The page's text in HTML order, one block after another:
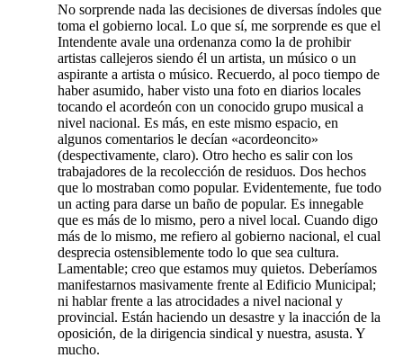
No sorprende nada las decisiones de diversas índoles que
toma el gobierno local. Lo que sí, me sorprende es que el
Intendente avale una ordenanza como la de prohibir
artistas callejeros siendo él un artista, un músico o un
aspirante a artista o músico. Recuerdo, al poco tiempo de
haber asumido, haber visto una foto en diarios locales
tocando el acordeón con un conocido grupo musical a
nivel nacional. Es más, en este mismo espacio, en
algunos comentarios le decían «acordeoncito»
(despectivamente, claro). Otro hecho es salir con los
trabajadores de la recolección de residuos. Dos hechos
que lo mostraban como popular. Evidentemente, fue todo
un acting para darse un baño de popular. Es innegable
que es más de lo mismo, pero a nivel local. Cuando digo
más de lo mismo, me refiero al gobierno nacional, el cual
desprecia ostensiblemente todo lo que sea cultura.
Lamentable; creo que estamos muy quietos. Deberíamos
manifestarnos masivamente frente al Edificio Municipal;
ni hablar frente a las atrocidades a nivel nacional y
provincial. Están haciendo un desastre y la inacción de la
oposición, de la dirigencia sindical y nuestra, asusta. Y
mucho.